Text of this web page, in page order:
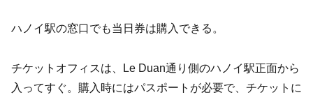
ハノイ駅の窓口でも当日券は購入できる。
チケットオフィスは、Le Duan通り側のハノイ駅正面から
入ってすぐ。購入時にはパスポートが必要で、チケットに